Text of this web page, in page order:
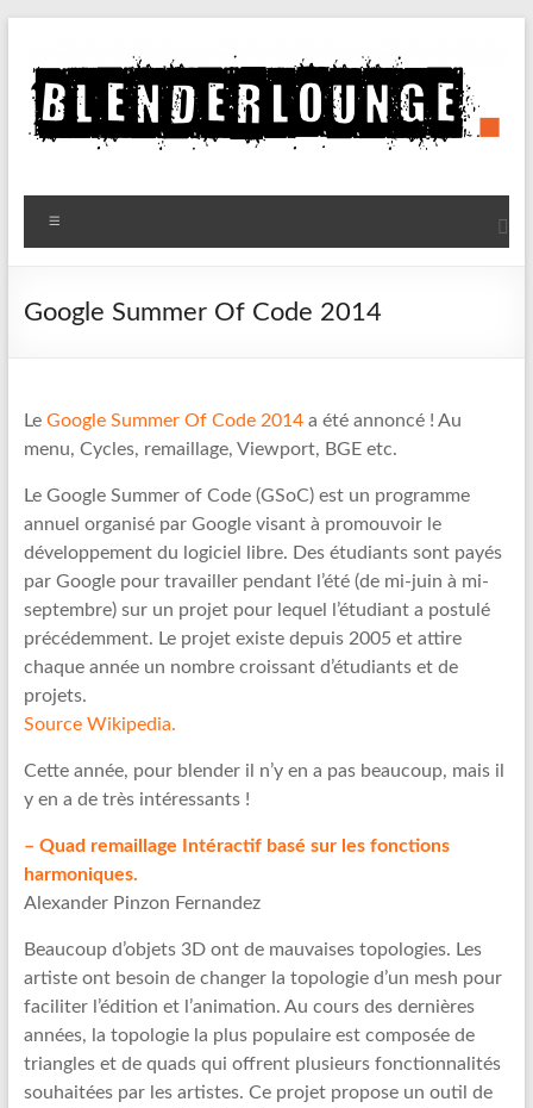
contenu
Blenderlounge
Le
de
Google Summer Of Code 2014
Le Google Summer Of Code 2014a été annoncé ! Au
menu, Cycles, remaillage, Viewport, BGE etc.
Le Google Summer of Code (GSoC) est un programme
annuel organisé par Google visant à promouvoir le
développement du logiciel libre. Des étudiants sont payés
par Google pour travailler pendant l’été (de mi-juin à mi-
septembre) sur un projet pour lequel l’étudiant a postulé
précédemment. Le projet existe depuis 2005 et attire
chaque année un nombre croissant d’étudiants et de
projets.
Source Wikipedia.
Cette année, pour blender il n’y en a pas beaucoup, mais il
y en a de très intéressants !
– Quad remaillage Intéractif basé sur les fonctions
harmoniques.
Alexander Pinzon Fernandez
Beaucoup d’objets 3D ont de mauvaises topologies. Les
artiste ont besoin de changer la topologie d’un mesh pour
faciliter l’édition et l’animation. Au cours des dernières
années, la topologie la plus populaire est composée de
triangles et de quads qui offrent plusieurs fonctionnalités
souhaitées par les artistes. Ce projet propose un outil de